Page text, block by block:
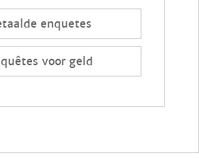
enquetes
voor geld